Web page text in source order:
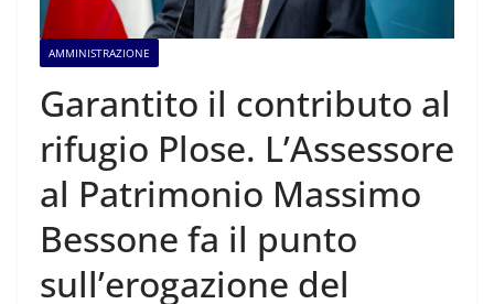
AMMINISTRAZIONE
Garantito il contributo al
rifugio Plose. L’Assessore
al Patrimonio Massimo
Bessone fa il punto
sull’erogazione del